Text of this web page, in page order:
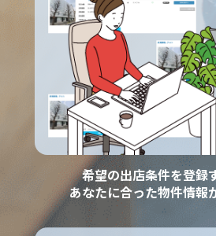
希望の出店条件を登録
あなたに合った物件情報